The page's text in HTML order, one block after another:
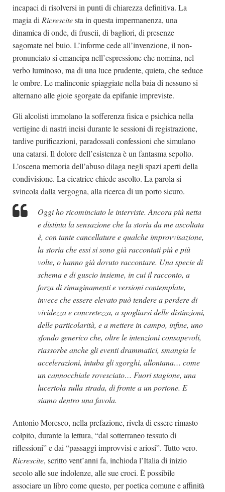
incapaci di risolversi in punti di chiarezza definitiva. La
magia diRicrescitesta in questa impermanenza, una
dinamica di onde, di fruscii, di bagliori, di presenze
sagomate nel buio. L’informe cede all’invenzione, il non-
pronunciato si emancipa nell’espressione che nomina, nel
verbo luminoso, ma di una luce prudente, quieta, che seduce
le ombre. Le malinconie spiaggiate nella baia di nessuno si
alternano alle gioie sgorgate da epifanie impreviste.
Gli alcolisti immolano la sofferenza fisica e psichica nella
vertigine di nastri incisi durante le sessioni di registrazione,
tardive purificazioni, paradossali confessioni che simulano
una catarsi. Il dolore dell’esistenza è un fantasma sepolto.
L’oscena memoria dell’abuso dilaga negli spazi aperti della
condivisione. La cicatrice chiede ascolto. La parola si
svincola dalla vergogna, alla ricerca di un porto sicuro.
Oggi ho ricominciato le interviste. Ancora più netta
e distinta la sensazione che la storia da me ascoltata
è, con tante cancellature e qualche improvvisazione,
la storia che essi si sono già raccontati più e più
volte, o hanno già dovuto raccontare. Una specie di
schema e di guscio insieme, in cui il racconto, a
forza di rimuginamenti e versioni contemplate,
invece che essere elevato può tendere a perdere di
vividezza e concretezza, a spogliarsi delle distinzioni,
delle particolarità, e a mettere in campo, infine, uno
sfondo generico che, oltre le intenzioni consapevoli,
riassorbe anche gli eventi drammatici, smangia le
accelerazioni, intuba gli sgorghi, allontana… come
un cannocchiale rovesciato… Fuori stagione, una
lucertola sulla strada, di fronte a un portone. E
siamo dentro una favola.
Antonio Moresco, nella prefazione, rivela di essere rimasto
colpito, durante la lettura, “dal sotterraneo tessuto di
riflessioni” e dai “passaggi improvvisi e ariosi”. Tutto vero.
Ricrescite, scritto vent’anni fa, inchioda l’Italia di inizio
secolo alle sue indolenze, alle sue croci. È possibile
associare un libro come questo, per poetica comune e affinità